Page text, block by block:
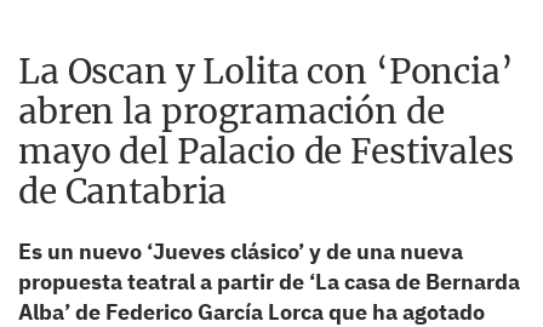
La Oscan y Lolita con ‘Poncia’
abren la programación de
mayo del Palacio de Festivales
de Cantabria
Es un nuevo ‘Jueves clásico’ y de una nueva
propuesta teatral a partir de ‘La casa de Bernarda
Alba’ de Federico García Lorca que ha agotado